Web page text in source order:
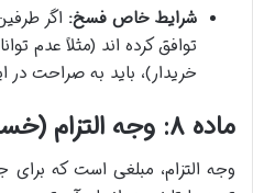
شرایط خاص فسخ: اگر
توافق کرده اند (مثلاً عدم
خریدار)، باید به صراحت در
ماده ۸: وجه التزام (خسارت عدم انجام تعهد)
وجه التزام، مبلغی است که